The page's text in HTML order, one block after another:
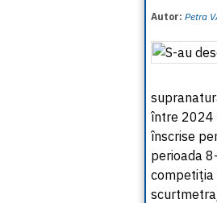
Autor: Petra
între 2024
înscrise
perioada
competiţia